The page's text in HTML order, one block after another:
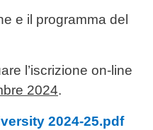
e il programma del
l’iscrizione on-line
2024.
2024-25.pdf